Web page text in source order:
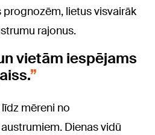
lietus visvairāk
rajonus.
vietām iespējams
mēreni no
Dienas vidū